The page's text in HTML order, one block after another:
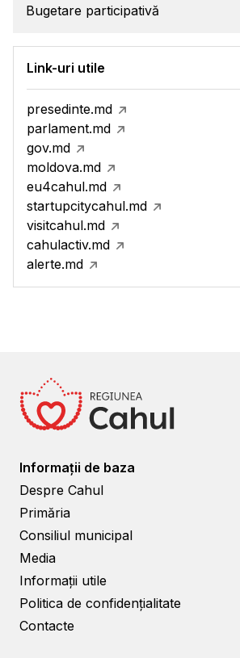
Bugetare participativă
Link-uri utile
presedinte.md
parlament.md
gov.md
moldova.md
eu4cahul.md
startupcitycahul.md
visitcahul.md
cahulactiv.md
alerte.md
Informații de baza
Despre Cahul
Primăria
Consiliul municipal
Media
Informații utile
Politica de confidențialitate
Contacte